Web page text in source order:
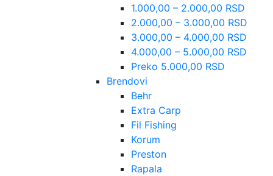
1.000,00 – 2.000,00 RSD
2.000,00 – 3.000,00 RSD
3.000,00 – 4.000,00 RSD
4.000,00 – 5.000,00 RSD
Preko 5.000,00 RSD
Brendovi
Behr
Extra Carp
Fil Fishing
Korum
Preston
Rapala